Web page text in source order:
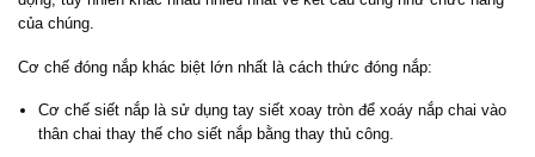
của chúng.
Cơ chế đóng nắp khác biệt lớn nhất là cách thức đóng nắp:
Cơ chế siết nắp là sử dụng tay siết xoay tròn để xoáy nắp chai vào
thân chai thay thế cho siết nắp bằng thay thủ công.